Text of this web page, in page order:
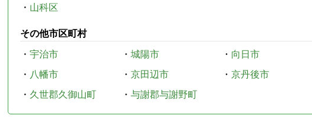
・ 山科区
その他市区町村
・ 宇治市 ・ 城陽市 ・ 向日市
・ 八幡市 ・ 京田辺市 ・ 京丹後市
・ 久世郡久御山町 ・ 与謝郡与謝野町